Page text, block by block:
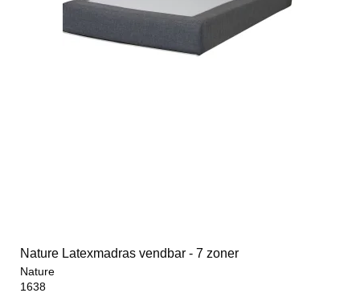
Nature Latexmadras vendbar - 7 zoner
Nature
1638